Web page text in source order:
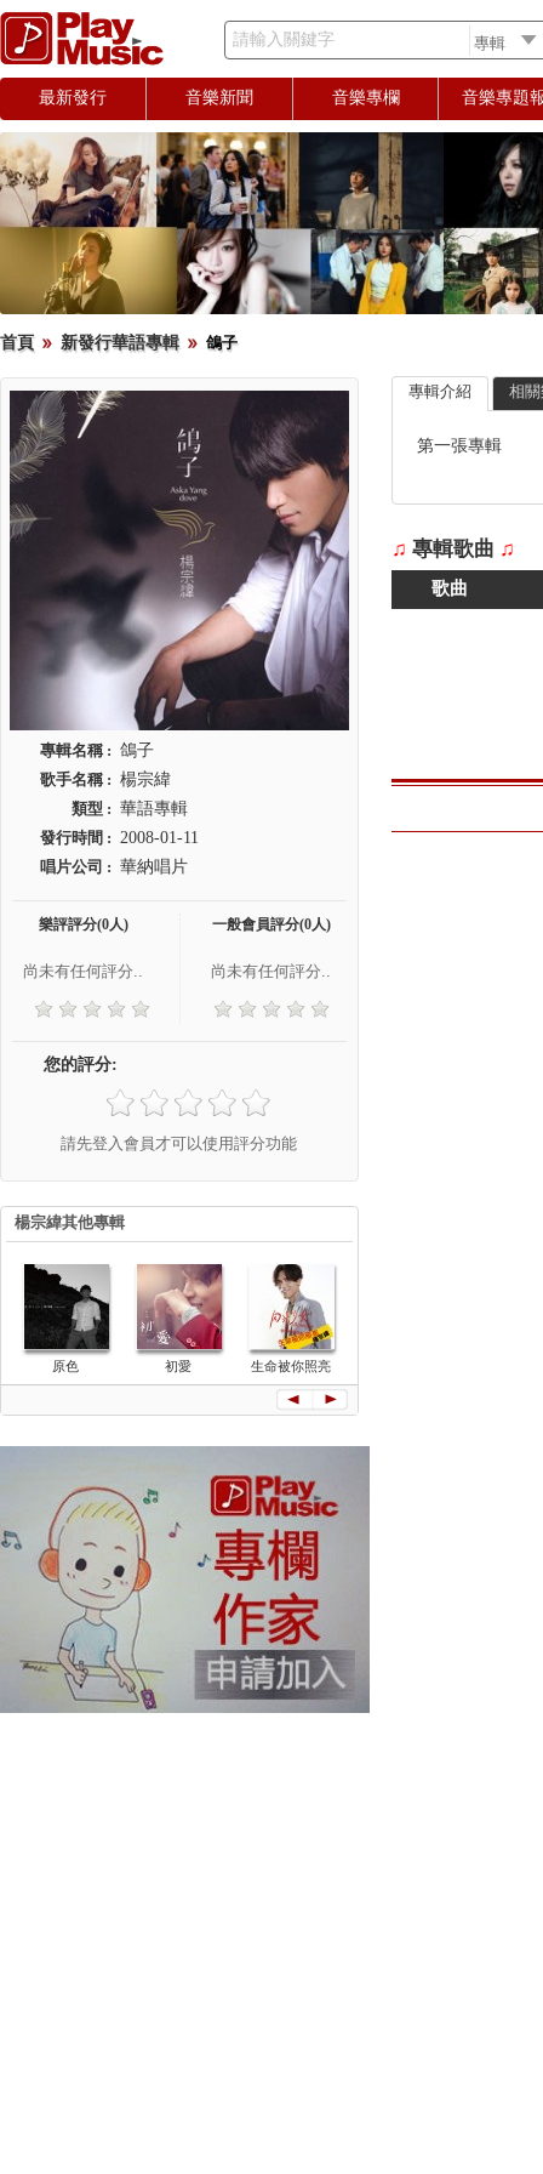
請輸入關鍵字
最新發行 音樂新聞 音樂專欄 音樂專題
首頁 新發行華語專輯 鴿子
專輯名稱 : 鴿子
歌手名稱 : 楊宗緯
類型 : 華語專輯
發行時間 : 2008-01-11
唱片公司 : 華納唱片
樂評評分(0人)
尚未有任何評分..
一般會員評分(0人)
尚未有任何評分..
您的評分:
請先登入會員才可以使用評分功能
楊宗緯其他專輯
原色 初愛 生命被你照亮
專輯介紹 相
第一張專輯
♫ 專輯歌曲 ♫
歌曲